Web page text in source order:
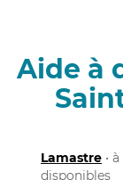
Aide à
Lamastre •
disponibles